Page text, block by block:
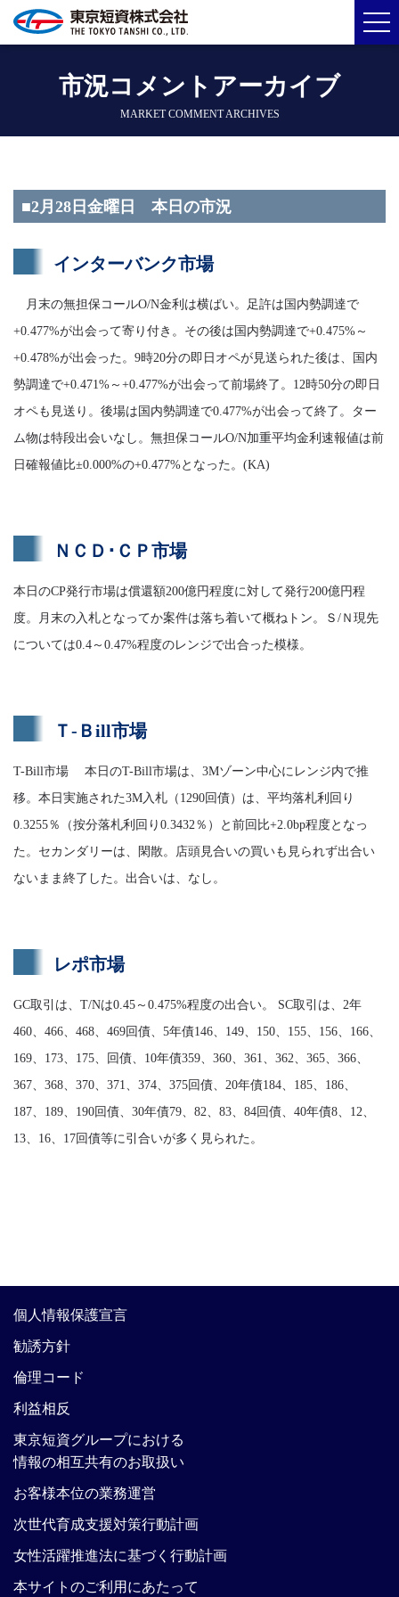
市況コメントアーカイブ
MARKET COMMENT ARCHIVES
■2月28日金曜日 本日の市況
インターバンク市場
月末の無担保コールO/N金利は横ばい。足許は国内勢調達で
+0.477%が出会って寄り付き。その後は国内勢調達で+0.475%～
+0.478%が出会った。9時20分の即日オペが見送られた後は、国内
勢調達で+0.471%～+0.477%が出会って前場終了。12時50分の即日
オペも見送り。後場は国内勢調達で0.477%が出会って終了。ター
ム物は特段出会いなし。無担保コールO/N加重平均金利速報値は前
日確報値比±0.000%の+0.477%となった。(KA)
ＮＣＤ･ＣＰ市場
本日のCP発行市場は償還額200億円程度に対して発行200億円程
度。月末の入札となってか案件は落ち着いて概ねトン。Ｓ/Ｎ現先
については0.4～0.47%程度のレンジで出合った模様。
Ｔ-Ｂill市場
T-Bill市場 本日のT-Bill市場は、3Mゾーン中心にレンジ内で推
移。本日実施された3M入札（1290回債）は、平均落札利回り
0.3255％（按分落札利回り0.3432％）と前回比+2.0bp程度となっ
た。セカンダリーは、閑散。店頭見合いの買いも見られず出合い
ないまま終了した。出合いは、なし。
レポ市場
GC取引は、T/Nは0.45～0.475%程度の出合い。 SC取引は、2年
460、466、468、469回債、5年債146、149、150、155、156、166、
169、173、175、回債、10年債359、360、361、362、365、366、
367、368、370、371、374、375回債、20年債184、185、186、
187、189、190回債、30年債79、82、83、84回債、40年債8、12、
13、16、17回債等に引合いが多く見られた。
個人情報保護宣言
勧誘方針
倫理コード
利益相反
東京短資グループにおける
情報の相互共有のお取扱い
お客様本位の業務運営
次世代育成支援対策行動計画
女性活躍推進法に基づく行動計画
本サイトのご利用にあたって